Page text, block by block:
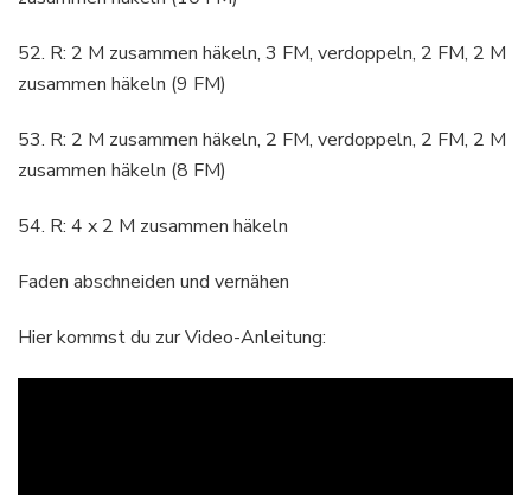
52. R: 2 M zusammen häkeln, 3 FM, verdoppeln, 2 FM, 2 M
zusammen häkeln (9 FM)
53. R: 2 M zusammen häkeln, 2 FM, verdoppeln, 2 FM, 2 M
zusammen häkeln (8 FM)
54. R: 4 x 2 M zusammen häkeln
Faden abschneiden und vernähen
Hier kommst du zur Video-Anleitung: